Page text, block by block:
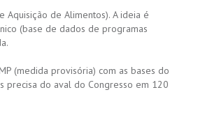
Aquisição de Alimentos). A ideia é
(base de dados de programas
(medida provisória) com as bases do
precisa do aval do Congresso em 120